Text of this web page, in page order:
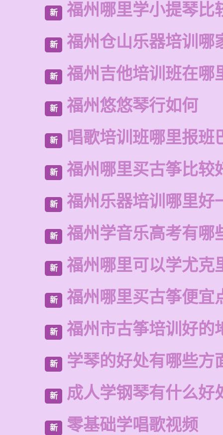
新 福州哪里学小提琴比
新 福州仓山乐器培训哪
新 福州吉他培训班在哪
新 福州悠悠琴行如何
新 唱歌培训班哪里报班
新 福州哪里买古筝比较
新 福州乐器培训哪里好
新 福州学音乐高考有哪
新 福州哪里可以学尤克
新 福州哪里买古筝便宜
新 福州市古筝培训好的
新 学琴的好处有哪些方
新 成人学钢琴有什么好
新 零基础学唱歌视频